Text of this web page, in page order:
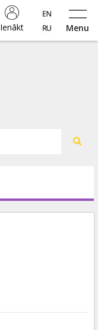
Menu
Ienākt